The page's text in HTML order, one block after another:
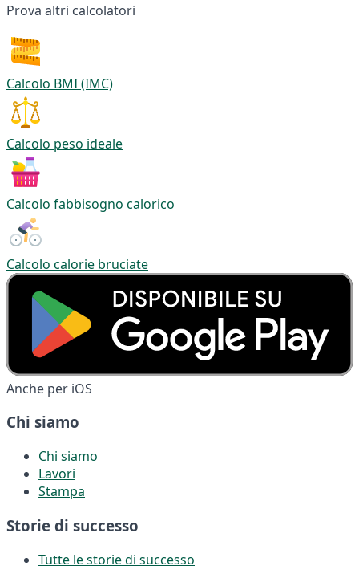
Prova altri calcolatori
Calcolo BMI (IMC)
Calcolo peso ideale
Calcolo fabbisogno calorico
Calcolo calorie bruciate
Anche per iOS
Chi siamo
Chi siamo
Lavori
Stampa
Storie di successo
Tutte le storie di successo